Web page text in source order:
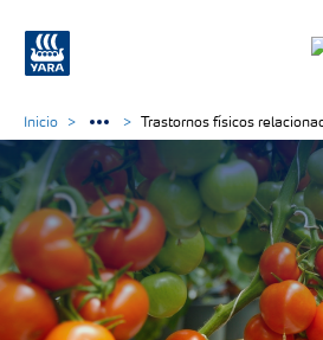
Inicio Trastornos físicos